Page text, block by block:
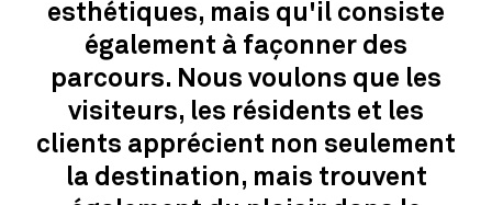
esthétiques, mais qu'il consiste
également à façonner des
parcours. Nous voulons que les
visiteurs, les résidents et les
clients apprécient non seulement
la destination, mais trouvent